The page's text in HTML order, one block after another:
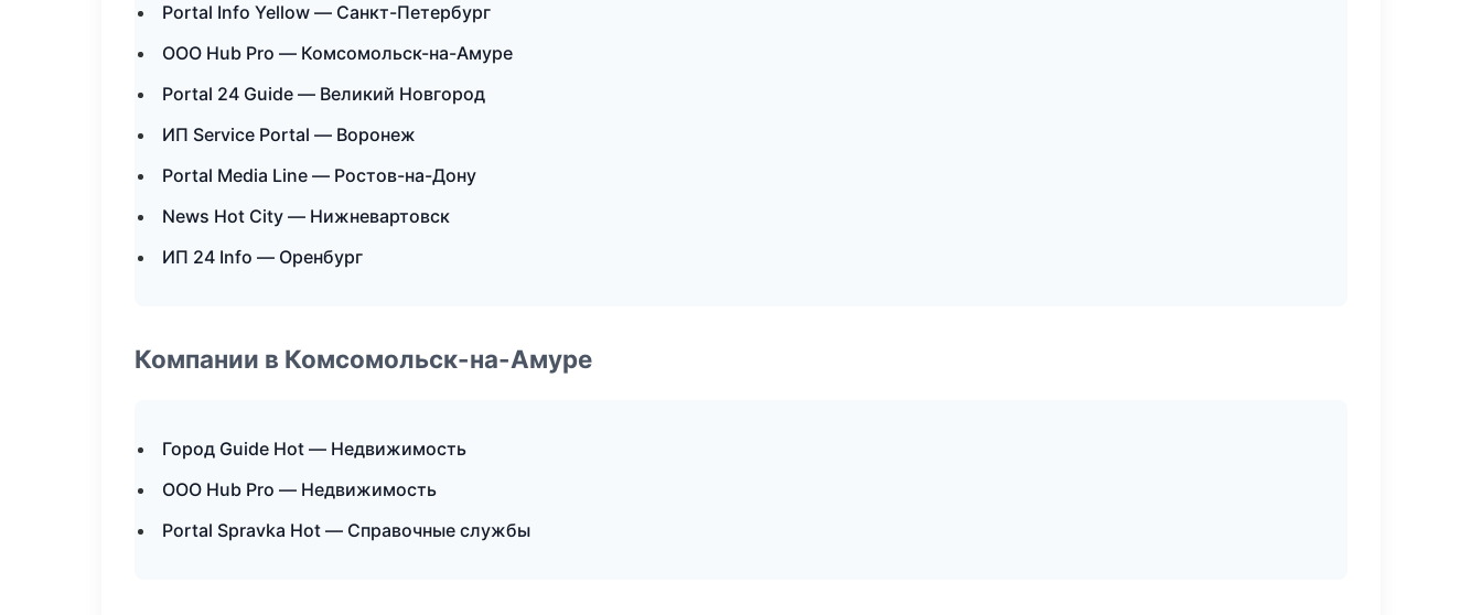
Portal Info Yellow — Санкт-Петербург
ООО Hub Pro — Комсомольск-на-Амуре
Portal 24 Guide — Великий Новгород
ИП Service Portal — Воронеж
Portal Media Line — Ростов-на-Дону
News Hot City — Нижневартовск
ИП 24 Info — Оренбург
Компании в Комсомольск-на-Амуре
Город Guide Hot — Недвижимость
ООО Hub Pro — Недвижимость
Portal Spravka Hot — Справочные службы